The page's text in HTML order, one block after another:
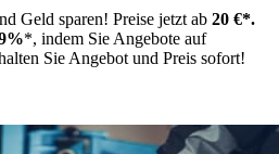
Geld sparen! Preise jetzt ab 20 €*.
*, indem Sie Angebote auf
Sie Angebot und Preis sofort!